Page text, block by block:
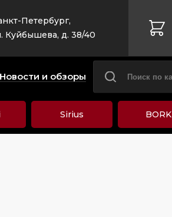
Петербург,
Куйбышева, д. 38/40
Новости и обзоры
Sirius BORK